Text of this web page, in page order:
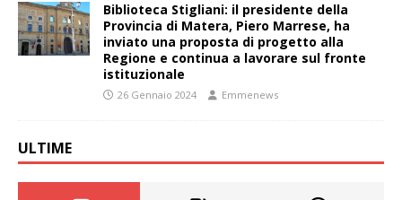
Biblioteca Stigliani: il presidente della
Provincia di Matera, Piero Marrese, ha
inviato una proposta di progetto alla
Regione e continua a lavorare sul fronte
istituzionale
26 Gennaio 2024 Emmenews
ULTIME